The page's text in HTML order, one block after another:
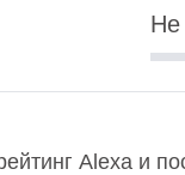
Не
Alexa и